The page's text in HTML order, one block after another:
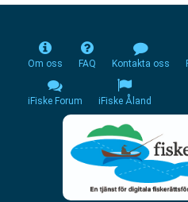
Om oss FAQ Kontakta oss
iFiske Forum iFiske Åland